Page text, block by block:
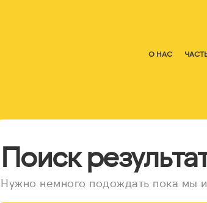
О НАС
Поиск
Нужно немного подождать пока мы